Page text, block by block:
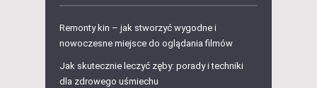
Remonty kin – jak stworzyć wygodne i
nowoczesne miejsce do oglądania filmów
Jak skutecznie leczyć zęby: porady i techniki
dla zdrowego uśmiechu